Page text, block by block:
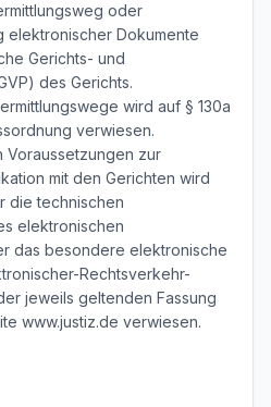
oder
elektronischer Dokumente
Gerichts- und
des Gerichts.
wird auf § 130a
verwiesen.
Voraussetzungen zur
mit den Gerichten wird
die technischen
elektronischen
das besondere elektronische
Rechtsverkehr-
jeweils geltenden Fassung
www.justiz.de verwiesen.